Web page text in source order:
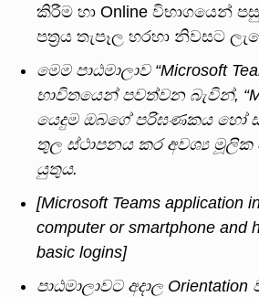
කිරීම හා Online විභාගයෙන්
පත්‍රය තැපෑල හරහා නිවසට
මෙම පාඨමාලාව “Microsoft
භාවිතයෙන් පවත්වන බැවින්, “
යෙදුම ඔබගේ පරිඝණකය හෝ
තුල ස්ථාපනය කර අවශ්‍ය මූලික
යුතුය.
[Microsoft Teams application
computer or smartphone and
basic logins]
පාඨමාලාවට අදාල Orientation